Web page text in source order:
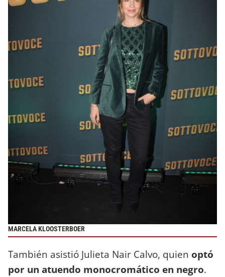
MARCELA KLOOSTERBOER
También asistió Julieta Nair Calvo, quien optó
por un atuendo monocromático en negro.